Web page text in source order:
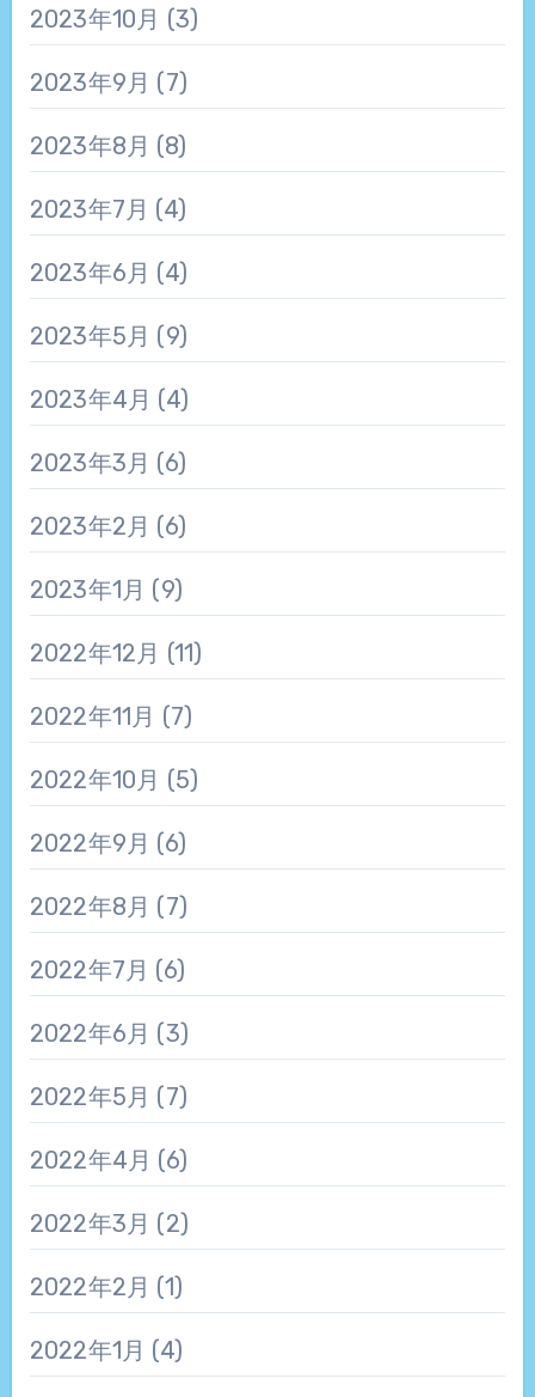
2023年10月 (3)
2023年9月 (7)
2023年8月 (8)
2023年7月 (4)
2023年6月 (4)
2023年5月 (9)
2023年4月 (4)
2023年3月 (6)
2023年2月 (6)
2023年1月 (9)
2022年12月 (11)
2022年11月 (7)
2022年10月 (5)
2022年9月 (6)
2022年8月 (7)
2022年7月 (6)
2022年6月 (3)
2022年5月 (7)
2022年4月 (6)
2022年3月 (2)
2022年2月 (1)
2022年1月 (4)